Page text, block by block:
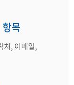
목
처, 이메일,